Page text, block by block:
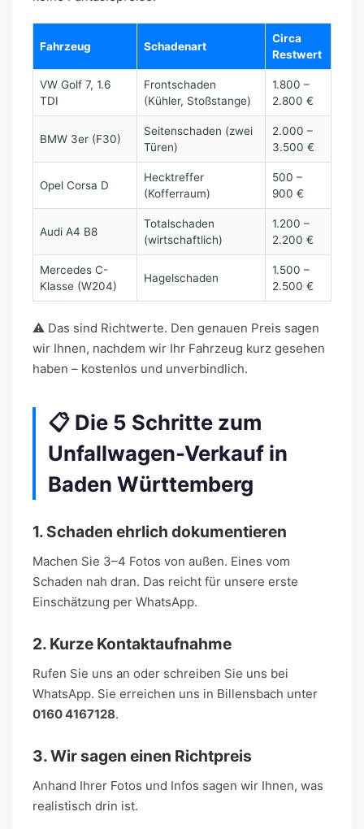
Fahrzeug Schadenart
Circa
Restwert
VW Golf 7, 1.6
TDI
Frontschaden
(Kühler, Stoßstange)
1.800 –
2.800 €
BMW 3er (F30)
Seitenschaden (zwei
Türen)
2.000 –
3.500 €
Opel Corsa D
Hecktreffer
(Kofferraum)
500 –
900 €
Audi A4 B8
Totalschaden
(wirtschaftlich)
1.200 –
2.200 €
Mercedes C-
Klasse (W204)
Hagelschaden
1.500 –
2.500 €
⚠️ Das sind Richtwerte. Den genauen Preis sagen
wir Ihnen, nachdem wir Ihr Fahrzeug kurz gesehen
haben – kostenlos und unverbindlich.
📋 Die 5 Schritte zum
Unfallwagen-Verkauf in
Baden Württemberg
1. Schaden ehrlich dokumentieren
Machen Sie 3–4 Fotos von außen. Eines vom
Schaden nah dran. Das reicht für unsere erste
Einschätzung per WhatsApp.
2. Kurze Kontaktaufnahme
Rufen Sie uns an oder schreiben Sie uns bei
WhatsApp. Sie erreichen uns in Billensbach unter
0160 4167128.
3. Wir sagen einen Richtpreis
Anhand Ihrer Fotos und Infos sagen wir Ihnen, was
realistisch drin ist.